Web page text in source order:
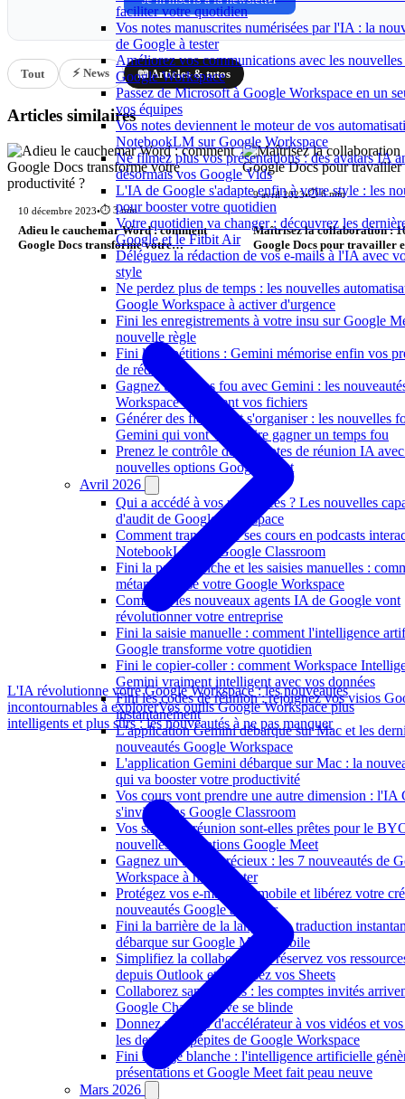
faciliter votre quotidien
Vos notes manuscrites numérisées par l'IA : la
de Google à tester
Améliorez vos communications avec les nouvelles
Google Workspace
Passez de Microsoft à Google Workspace en un
vos équipes
Vos notes deviennent le moteur de vos
NotebookLM sur Google Workspace
Ne filmez plus vos présentations : des avatars IA
désormais vos Google Vids
L'IA de Google s'adapte enfin à votre style : les
pour booster votre quotidien
Votre quotidien va changer : découvrez les
Google et le Fitbit Air
Déléguez la rédaction de vos e-mails à l'IA avec
style
Ne perdez plus de temps : les nouvelles
Google Workspace à activer d'urgence
Fini les enregistrements à votre insu sur Google
nouvelle règle
Fini les répétitions : Gemini mémorise enfin vos
de rédaction
Gagnez un temps fou avec Gemini : les
Workspace qui créent vos fichiers
Générer des fichiers et s'organiser : les nouvelles
Gemini qui vont vous faire gagner un temps fou
Prenez le contrôle de vos notes de réunion IA
nouvelles options Google Meet
Avril 2026
Qui a accédé à vos ressources ? Les nouvelles
d'audit de Google Workspace
Comment transformer ses cours en podcasts
NotebookLM sur Google Classroom
Fini la page blanche et les saisies manuelles :
métamorphose votre Google Workspace
Comment les nouveaux agents IA de Google vont
révolutionner votre entreprise
Fini la saisie manuelle : comment l'intelligence
Google transforme votre quotidien
Fini le copier-coller : comment Workspace
Gemini vraiment intelligent avec vos données
Fini les codes de réunion : rejoignez vos visios
instantanément
L'application Gemini débarque sur Mac et les
nouveautés Google Workspace
L'application Gemini débarque sur Mac : la
qui va booster votre productivité
Vos cours vont prendre une autre dimension : l'IA
s'invite dans Google Classroom
Vos salles de réunion sont-elles prêtes pour le
nouvelles intégrations Google Meet
Gagnez un temps précieux : les 7 nouveautés de
Workspace à ne pas rater
Protégez vos e-mails sur mobile et libérez votre
nouveautés Google à activer
Fini la barrière de la langue : la traduction
débarque sur Google Meet mobile
Simplifiez la collaboration : réservez vos
depuis Outlook et fiabilisez vos Sheets
Collaborez sans limites : les comptes invités
Google Chat et Drive se blinde
Donnez un coup d'accélérateur à vos vidéos et
les dernières pépites de Google Workspace
Fini la page blanche : l'intelligence artificielle
présentations et Google Meet fait peau neuve
Mars 2026
Tout ⚡ News 📖 Articles & tutos
Articles similaires
10 décembre 2023•⏱️ 3 min
Adieu le cauchemar Word : comment
Google Docs transforme votre
9 avril 2023•⏱️ 6 min
Maîtrisez la collaboration :
Google Docs pour travailler
L'IA révolutionne votre Google Workspace : les nouveautés
incontournables à explorerVos outils Google Workspace plus
intelligents et plus sûrs : les nouveautés à ne pas manquer